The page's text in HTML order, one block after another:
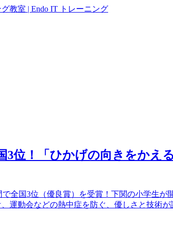
教室 | Endo IT トレーニング
3位！「ひかげの向きをかえ
全国3位（優良賞）を受賞！下関の小学生が
運動会などの熱中症を防ぐ、優しさと技術